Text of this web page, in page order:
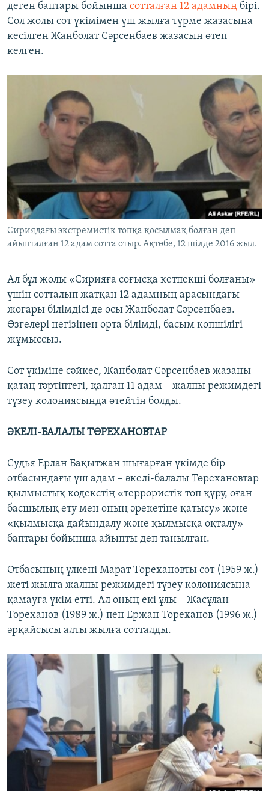
деген баптары бойынша сотталған 12 адамның бірі.
Сол жолы сот үкімімен үш жылға түрме жазасына
кесілген Жанболат Сәрсенбаев жазасын өтеп
келген.
Сириядағы экстремистік топқа қосылмақ болған деп
айыпталған 12 адам сотта отыр. Ақтөбе, 12 шілде 2016 жыл.
Ал бұл жолы «Сирияға соғысқа кетпекші болғаны»
үшін сотталып жатқан 12 адамның арасындағы
жоғары білімдісі де осы Жанболат Сәрсенбаев.
Өзгелері негізінен орта білімді, басым көпшілігі –
жұмыссыз.
Сот үкіміне сәйкес, Жанболат Сәрсенбаев жазаны
қатаң тәртіптегі, қалған 11 адам – жалпы режимдегі
түзеу колониясында өтейтін болды.
ӘКЕЛІ-БАЛАЛЫ ТӨРЕХАНОВТАР
Судья Ерлан Бақытжан шығарған үкімде бір
отбасындағы үш адам – әкелі-балалы Төрехановтар
қылмыстық кодекстің «террористiк топ құру, оған
басшылық ету мен оның әрекетіне қатысу» және
«қылмысқа дайындалу және қылмысқа оқталу»
баптары бойынша айыпты деп танылған.
Отбасының үлкені Марат Төреxановты сот (1959 ж.)
жеті жылға жалпы режимдегі түзеу колониясына
қамауға үкім етті. Ал оның екі ұлы – Жасұлан
Төреxанов (1989 ж.) пен Ержан Төреxанов (1996 ж.)
әрқайсысы алты жылға сотталды.